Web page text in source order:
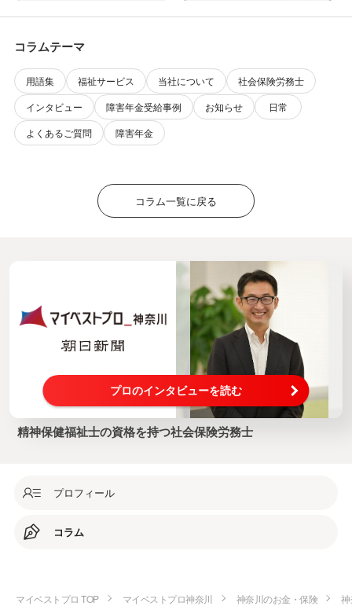
コラムテーマ
用語集 福祉サービス 当社について
社会保険労務士
インタビュー
障害年金受給事例 お知らせ
日常
よくあるご質問
障害年金
コラム一覧に戻る
プロのインタビューを読む
精神保健福祉士の資格を持つ社会保険労務士
プロフィール
コラム
マイベストプロ TOP マイベストプロ神奈川 神奈川のお金・保険